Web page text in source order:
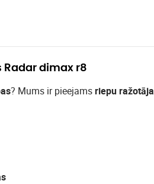
Radar dimax r8
? Mums ir pieejamsriepu ražotāja